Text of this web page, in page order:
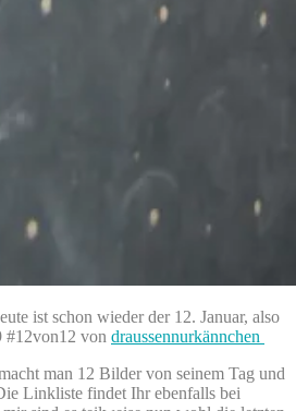
ist schon wieder der 12. Januar, also
#12von12 von draussennurkännchen
man 12 Bilder von seinem Tag und
Linkliste findet Ihr ebenfalls bei